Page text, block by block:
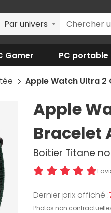
Par univers
Gamer PC portable
Apple Watch Ultra 2
Apple
Bracelet
Boitier Titane
1
Dernier prix affiché :
Photos non